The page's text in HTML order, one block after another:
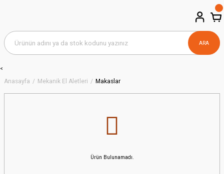
ARA
<
Anasayfa Mekanik El Aletleri Makaslar
Ürün Bulunamadı.